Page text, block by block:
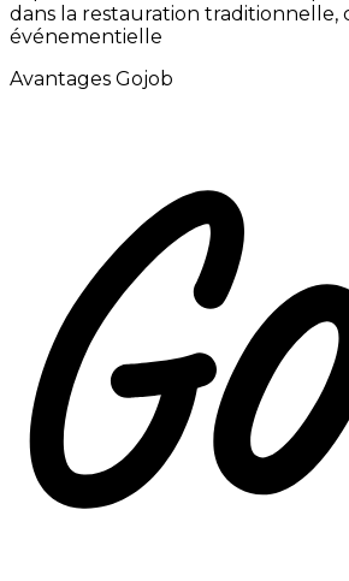
dans la restauration traditionnelle,
événementielle
Avantages Gojob